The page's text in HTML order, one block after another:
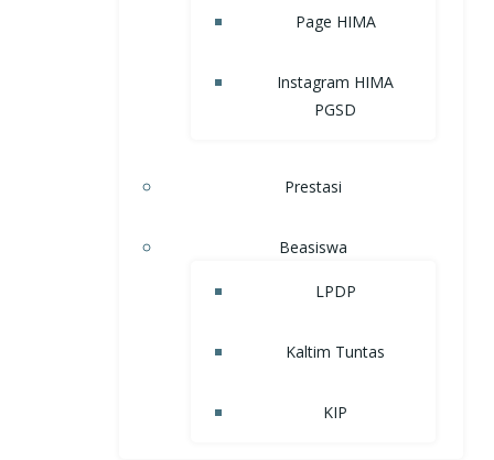
Page HIMA
Instagram HIMA
PGSD
Prestasi
Beasiswa
LPDP
Kaltim Tuntas
KIP